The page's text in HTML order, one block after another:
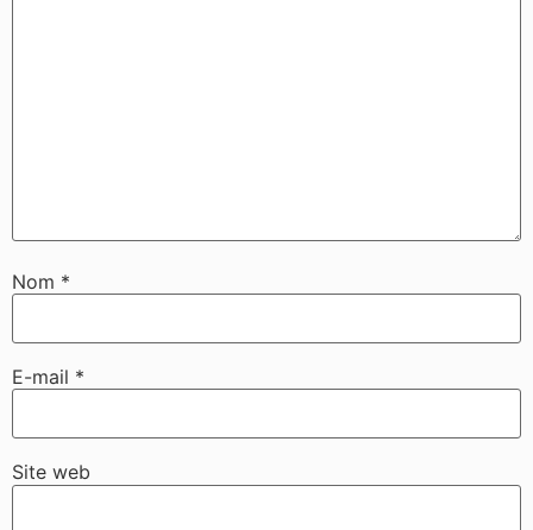
Nom *
E-mail *
Site web